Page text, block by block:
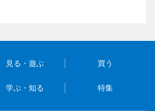
見る・遊ぶ 買う
学ぶ・知る 特集